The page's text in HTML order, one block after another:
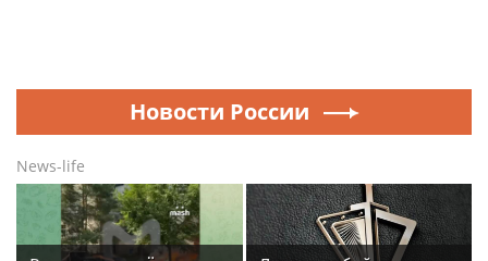
Новости России
News-life